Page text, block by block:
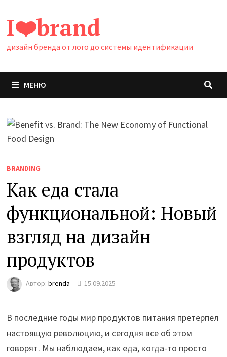
содержимому
I❤️brand
дизайн бренда от лого до системы идентификации
МЕНЮ
BRANDING
Как еда стала
функциональной: Новый
взгляд на дизайн
продуктов
Автор:brenda 15.09.2025
В последние годы мир продуктов питания претерпел
настоящую революцию, и сегодня все об этом
говорят. Мы наблюдаем, как еда, когда-то просто